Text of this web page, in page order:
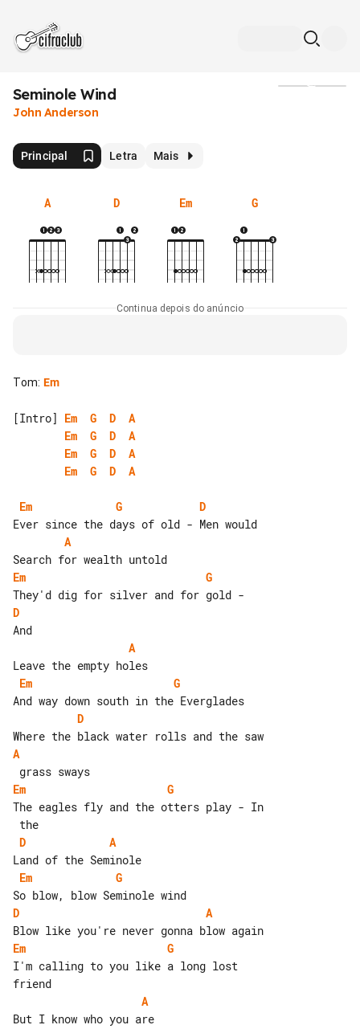
Seminole Wind
John Anderson
Principal Letra Mais
A D Em G
Continua depois do anúncio
Tom: Em
[Intro] Em G D
A
Em
G D
A
Em
G D
A
Em
G D A
Em G
D
A
Em
G
D
A
Em
G
D
A
Em
G
The eagles fly and the otters play - In
D
A
Em
G
D
A
Em
G
I'm calling to you like a long lost
A